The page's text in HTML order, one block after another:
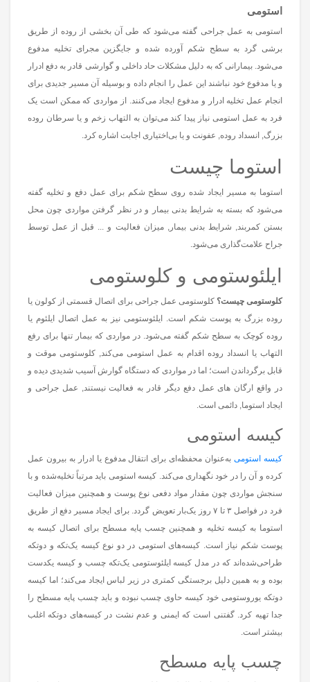
استومی
استومی به عمل جراحی گفته می‌شود که طی آن بخشی از روده از طریق
برشی گرد به سطح شکم آورده شده و جایگزین مجرای تخلیه مدفوع
می‌شود. بیمارانی که به دلیل مشکلات حاد داخلی و گوارشی قادر به دفع ادرار
و یا مدفوع خود نباشند این عمل را انجام داده و بوسیله آن مسیر جدیدی برای
انجام عمل تخلیه ادرار و مدفوع ایجاد می‌کنند. از مواردی که ممکن است یک
فرد به عمل استومی نیاز پیدا کند می‌توان به التهاب زخم و یا سرطان روده
بزرگ, انسداد روده, عفونت و یا بی‌اختیاری اجابت اشاره کرد.
استوما چیست
استوما به مسیر ایجاد شده روی سطح شکم برای عمل دفع و تخلیه گفته
می‌شود که بسته به شرایط بدنی بیمار و در نظر گرفتن مواردی چون محل
بستن کمربند, شرایط بدنی بیمار, میزان فعالیت و ... قبل از عمل توسط
جراح علامت‌گذاری می‌شود.
ایلئوستومی و کلوستومی
کلوستومی چیست؟ کلوستومی عمل جراحی برای اتصال قسمتی از کولون یا
روده بزرگ به پوست شکم است. ایلئوستومی نیز به عمل اتصال ایلئوم یا
روده کوچک به سطح شکم گفته می‌شود. در مواردی که بیمار تنها برای رفع
التهاب یا انسداد روده اقدام به عمل استومی می‌کند, کلوستومی موقت و
قابل برگرداندن است؛ اما در مواردی که دستگاه گوارش آسیب شدیدی دیده و
در واقع ارگان های عمل دفع دیگر قادر به فعالیت نیستند, عمل جراحی و
ایجاد استوما, دائمی است.
کیسه استومی
کیسه استومیبه‌عنوان محفظه‌ای برای انتقال مدفوع یا ادرار به بیرون عمل
کرده و آن را در خود نگهداری می‌کند. کیسه استومی باید مرتباً تخلیه‌شده و با
سنجش مواردی چون مقدار مواد دفعی نوع پوست و همچنین میزان فعالیت
فرد در فواصل ۳ تا ۷ روز یک‌بار تعویض گردد. برای ایجاد مسیر دفع از طریق
استوما به کیسه تخلیه و همچنین چسب پایه مسطح برای اتصال کیسه به
پوست شکم نیاز است. کیسه‌های استومی در دو نوع کیسه یک‌تکه و دوتکه
طراحی‌شده‌اند که در مدل کیسه ایلئوستومی یک‌تکه چسب و کیسه یکدست
بوده و به همین دلیل برجستگی کمتری در زیر لباس ایجاد می‌کند؛ اما کیسه
دوتکه یوروستومی خود کیسه حاوی چسب نبوده و باید چسب پایه مسطح را
جدا تهیه کرد. گفتنی است که ایمنی و عدم نشت در کیسه‌های دوتکه اغلب
بیشتر است.
چسب پایه مسطح